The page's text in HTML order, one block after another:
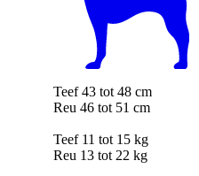
Teef 43 tot 48 cm
Reu 46 tot 51 cm
Teef 11 tot 15 kg
Reu 13 tot 22 kg